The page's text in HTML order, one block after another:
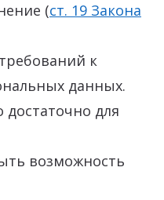
(ст. 19 Закона
к
данных.
достаточно для
возможность